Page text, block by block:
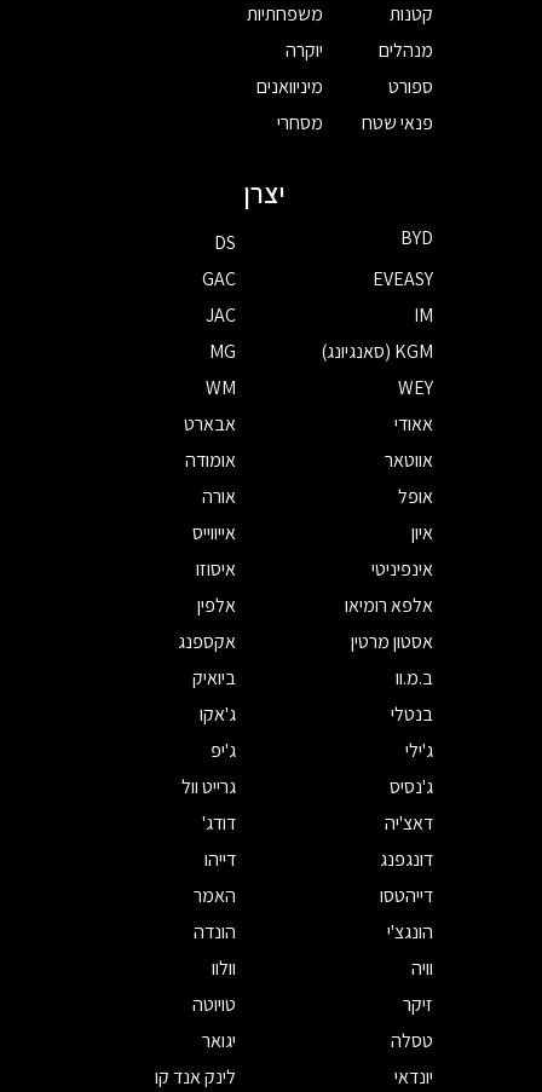
קטנות
מנהלים
ספורט
פנאי שטח
משפחתיות
יוקרה
מיניוואנים
מסחרי
יצרן
BYD
DS
EVEASY
GAC
IM
JAC
KGM (סאנגיונג)
MG
WEY
WM
אאודי
אבארט
אווטאר
אומודה
אופל
אורה
איון
אייווייס
אינפיניטי
איסוזו
אלפא רומיאו
אלפין
אסטון מרטין
אקספנג
ב.מ.וו
ביואיק
בנטלי
ג'אקו
ג'ילי
ג'יפ
ג'נסיס
גרייט וול
דאצ'יה
דודג'
דונגפנג
דייהו
דייהטסו
האמר
הונגצ'י
הונדה
וויה
וולוו
זיקר
טויוטה
טסלה
יגואר
יונדאי
לינק אנד קו